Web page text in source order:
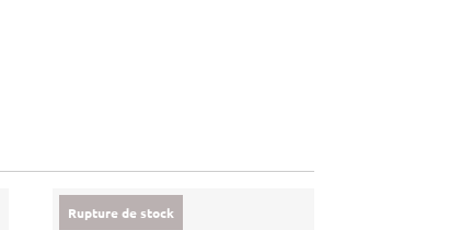
Rupture de stock